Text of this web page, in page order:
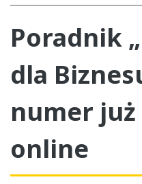
Poradnik
dla
numer
online